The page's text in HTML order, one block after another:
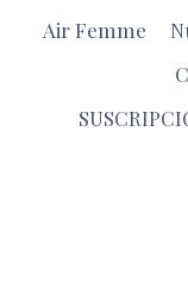
Air Femme